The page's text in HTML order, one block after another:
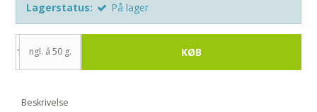
Lagerstatus: På lager
ngl. á 50 g. KØB
Beskrivelse